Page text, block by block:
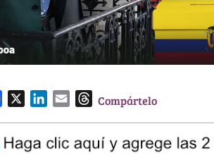
e
k
T
e
Compártelo